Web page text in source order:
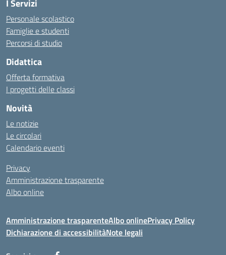
I Servizi
Personale scolastico
Famiglie e studenti
Percorsi di studio
Didattica
Offerta formativa
I progetti delle classi
Novità
Le notizie
Le circolari
Calendario eventi
Privacy
Amministrazione trasparente
Albo online
Amministrazione trasparenteAlbo onlinePrivacy Policy
Dichiarazione di accessibilitàNote legali